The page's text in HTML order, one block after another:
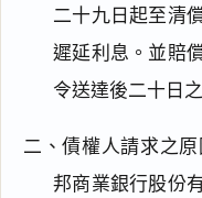
二十九日起至清
遲延利息。並賠
令送達後二十日
二、債權人請求之
邦商業銀行股份